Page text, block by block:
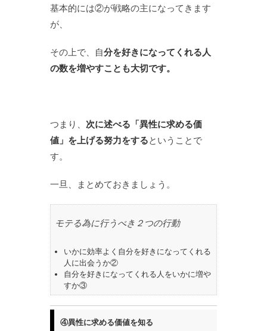
基本的には②が戦略の主になってきます
が、
その上で、自分を好きになってくれる人
の数を増やすことも大切です。
つまり、 次に述べる「異性に求める価
値」を上げる努力をするということで
す。
一旦、まとめておきましょう。
モテる為に行うべき２つの行動
いかに効率よく自分を好きになってくれる
人に出会うか②
自分を好きになってくれる人をいかに増や
すか③
④異性に求める価値を知る